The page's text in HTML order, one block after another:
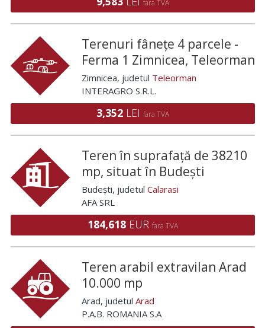
fara TVA
Terenuri fânețe 4 parcele -
Ferma 1 Zimnicea, Teleorman
Zimnicea, judetul Teleorman
INTERAGRO S.R.L.
3,352 LEI fara TVA
Teren în suprafață de 38210
mp, situat în Budești
Budești, judetul Calarasi
AFA SRL
184,618 EUR fara TVA
Teren arabil extravilan Arad
10.000 mp
Arad, judetul Arad
P.A.B. ROMANIA S.A